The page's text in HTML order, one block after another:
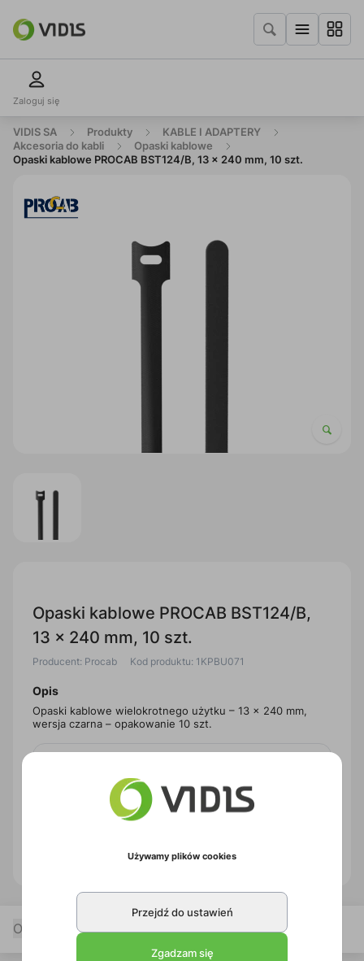
Zaloguj się
VIDIS SA Produkty
KABLE I ADAPTERY
Akcesoria do kabli
Opaski kablowe
Opaski kablowe PROCAB BST124/B, 13 x 240 mm, 10 szt.
Opaski kablowe PROCAB BST124/B,
13 x 240 mm, 10 szt.
Producent: Procab Kod produktu: 1KPBU071
Opis
Opaski kablowe wielokrotnego użytku – 13 x 240 mm,
wersja czarna – opakowanie 10 szt.
Zapytaj o produkt
Opis
Używamy plików cookies
Przejdź do ustawień
Zgadzam się